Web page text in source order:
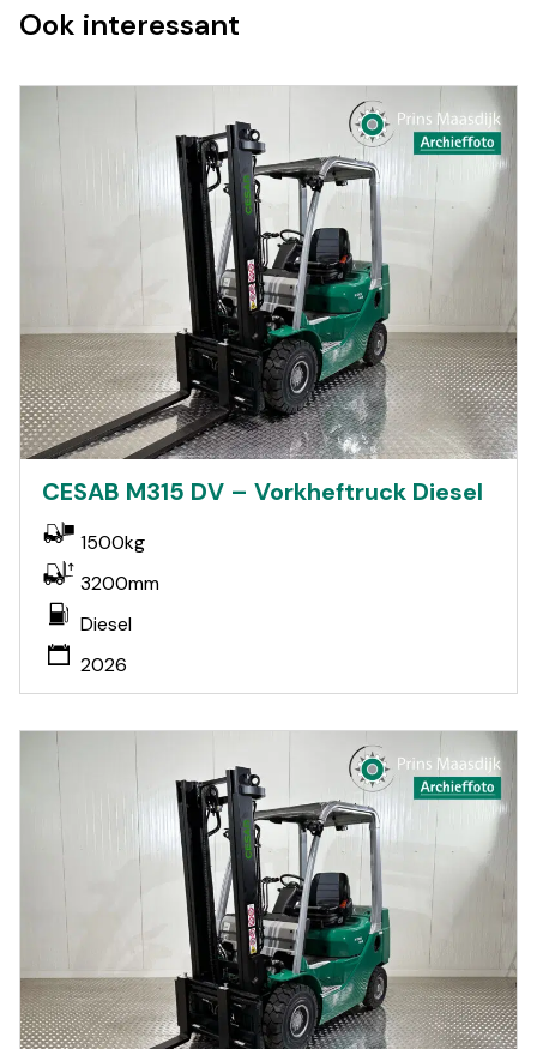
Ook interessant
CESAB M315 DV – Vorkheftruck Diesel
1500kg
3200mm
Diesel
2026